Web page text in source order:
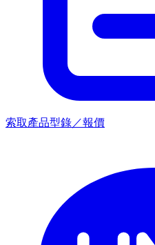
索取產品型錄／報價